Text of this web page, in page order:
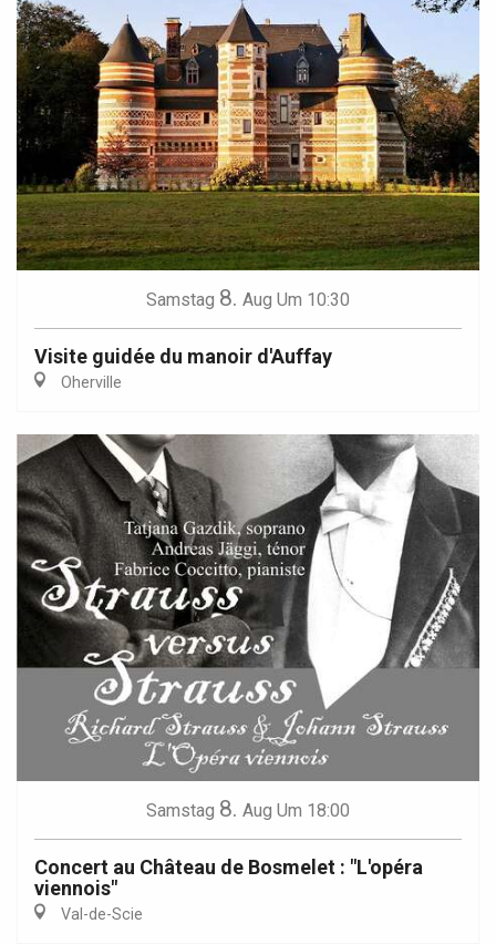
Samstag 8. Aug Um 10:30
Visite guidée du manoir d'Auffay
Oherville
Samstag 8. Aug Um 18:00
Concert au Château de Bosmelet : "L'opéra
viennois"
Val-de-Scie